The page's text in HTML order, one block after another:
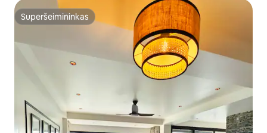
Superšeimininkas
Superšeimininkas